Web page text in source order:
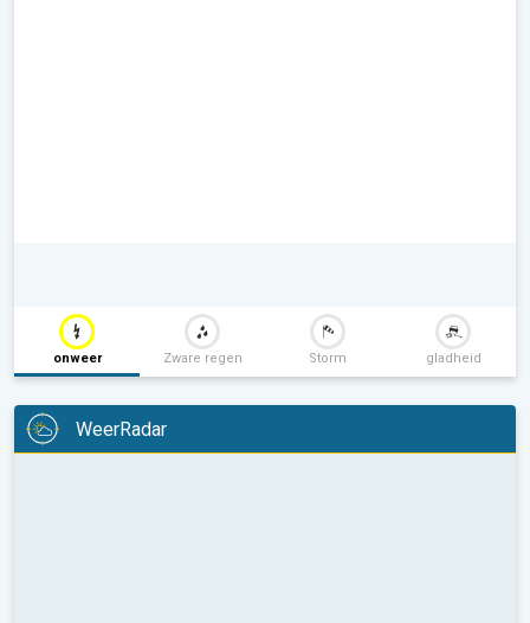
onweer Zware regen Storm gladheid
WeerRadar